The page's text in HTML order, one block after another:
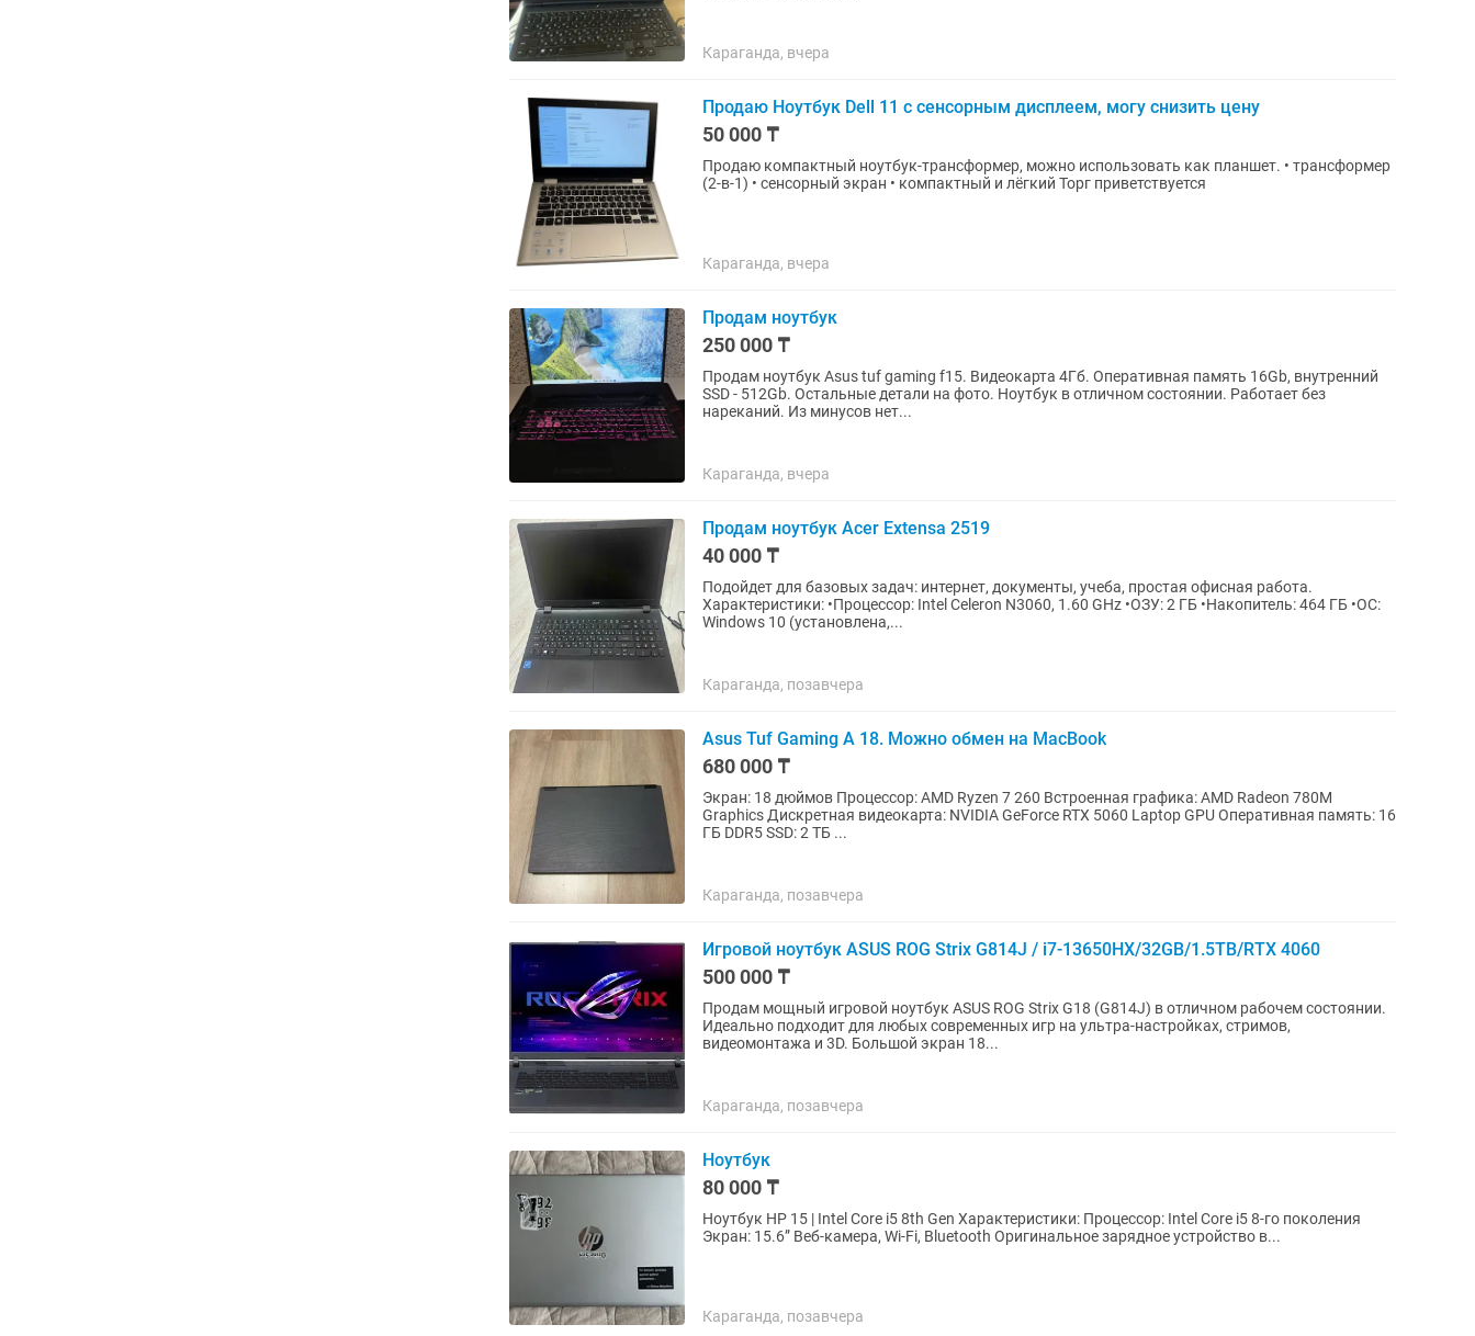
Караганда, вчера
Продаю Ноутбук Dell 11 с сенсорным дисплеем, могу снизить цену
50 000 ₸
Продаю компактный ноутбук-трансформер, можно использовать как планшет. • трансформер
(2-в-1) • сенсорный экран • компактный и лёгкий Торг приветствуется
Караганда, вчера
Продам ноутбук
250 000 ₸
Продам ноутбук Asus tuf gaming f15. Видеокарта 4Гб. Оперативная память 16Gb, внутренний
SSD - 512Gb. Остальные детали на фото. Ноутбук в отличном состоянии. Работает без
нареканий. Из минусов нет...
Караганда, вчера
Продам ноутбук Acer Extensa 2519
40 000 ₸
Подойдет для базовых задач: интернет, документы, учеба, простая офисная работа.
Характеристики: •Процессор: Intel Celeron N3060, 1.60 GHz •ОЗУ: 2 ГБ •Накопитель: 464 ГБ •ОС:
Windows 10 (установлена,...
Караганда, позавчера
Asus Tuf Gaming A 18. Можно обмен на MacBook
680 000 ₸
Экран: 18 дюймов Процессор: AMD Ryzen 7 260 Встроенная графика: AMD Radeon 780M
Graphics Дискретная видеокарта: NVIDIA GeForce RTX 5060 Laptop GPU Оперативная память: 16
ГБ DDR5 SSD: 2 ТБ ...
Караганда, позавчера
Игровой ноутбук ASUS ROG Strix G814J / i7-13650HX/32GB/1.5TB/RTX 4060
500 000 ₸
Продам мощный игровой ноутбук ASUS ROG Strix G18 (G814J) в отличном рабочем состоянии.
Идеально подходит для любых современных игр на ультра-настройках, стримов,
видеомонтажа и 3D. Большой экран 18...
Караганда, позавчера
Ноутбук
80 000 ₸
Ноутбук HP 15 | Intel Core i5 8th Gen Характеристики: Процессор: Intel Core i5 8-го поколения
Экран: 15.6” Веб-камера, Wi-Fi, Bluetooth Оригинальное зарядное устройство в...
Караганда, позавчера